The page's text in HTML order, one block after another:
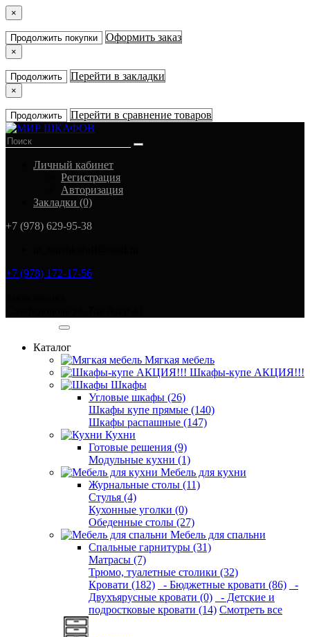
×
Продолжить покупки Оформить заказ
×
Продолжить Перейти в закладки
×
Продолжить Перейти в сравнение товаров
Личный кабинет
Регистрация
Авторизация
Закладки (0)
+7 (978) 629-95-38
+7 (978) 172-17-56
Каталог
Мягкая мебель
Шкафы-купе АКЦИЯ!!!
Шкафы
Угловые шкафы (26)
Шкафы купе прямые (140)
Шкафы распашные (147)
Кухни
Готовые решения (9)
Модульные кухни (1)
Мебель для кухни
Журнальные столы (11)
Стулья (4)
Кухонные уголки (0)
Обеденные столы (27)
Мебель для спальни
Спальные гарнитуры (31)
Матрасы (7)
Трюмо, туалетные столики (32)
Кровати (182)
- Бюджетные кровати (86)
-
Двухъярусные кровати (0)
- Детские и
подростковые кровати (14) Смотреть все